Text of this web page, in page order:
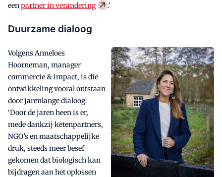
eenpartner in verandering .’
Duurzame dialoog
Volgens Anneloes
Hoorneman, manager
commercie & impact, is die
ontwikkeling vooral ontstaan
door jarenlange dialoog.
‘Door de jaren heen is er,
mede dankzij ketenpartners,
NGO’s en maatschappelijke
druk, steeds meer besef
gekomen dat biologisch kan
bijdragen aan het oplossen